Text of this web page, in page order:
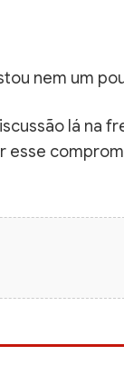
nem um
lá na
esse